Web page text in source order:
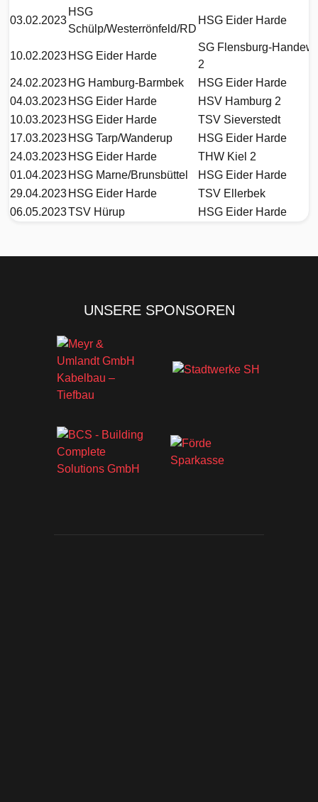
03.02.2023
HSG
Schülp/Westerrönfeld/RD
HSG Eider Harde
10.02.2023 HSG Eider Harde
SG Flensburg-
2
24.02.2023 HG Hamburg-Barmbek
HSG Eider Harde
04.03.2023 HSG Eider Harde
HSV Hamburg 2
10.03.2023 HSG Eider Harde
TSV Sieverstedt
17.03.2023 HSG Tarp/Wanderup
HSG Eider Harde
24.03.2023 HSG Eider Harde
THW Kiel 2
01.04.2023 HSG Marne/Brunsbüttel
HSG Eider Harde
29.04.2023 HSG Eider Harde
TSV Ellerbek
06.05.2023TSV Hürup HSG Eider Harde
UNSERE SPONSOREN